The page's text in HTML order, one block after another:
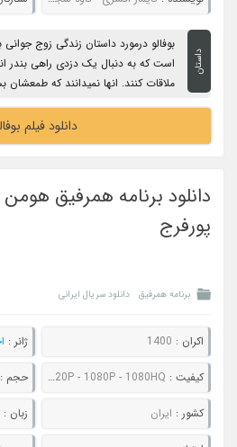
داستان
بوفالو درمورد داستان زندگی زوج
است که به دنبال یک دزدی راهی بندر
ملاقات کنند. انها نمیدانند که
دانلود فیلم
دانلود برنامه همرفیق
پورفرج
برنامه همرفیق دانلود سریال ایرانی
اکران : 1400 ژانر :
کیفیت : 480P - 720P - 1080P - 1080HQ حجم :
کشور : ایران زبان :